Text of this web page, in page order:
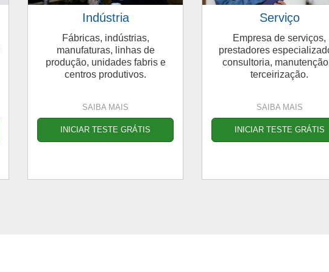
Indústria
Fábricas, indústrias,
manufaturas, linhas de
produção, unidades fabris e
centros produtivos.
SAIBA MAIS
INICIAR TESTE GRÁTIS
Serviço
Empresa de serviços,
prestadores
consultoria,
terceirização.
SAIBA MAIS
INICIAR TESTE GRÁTIS